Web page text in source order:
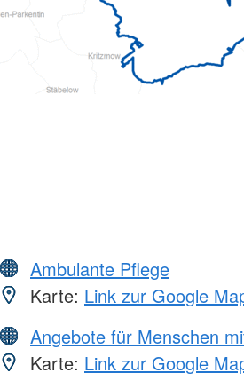
Ambulante Pflege
Karte: Link zur Google
Angebote für Menschen
Karte: Link zur Google